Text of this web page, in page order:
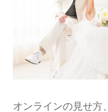
オンラインの見せ方